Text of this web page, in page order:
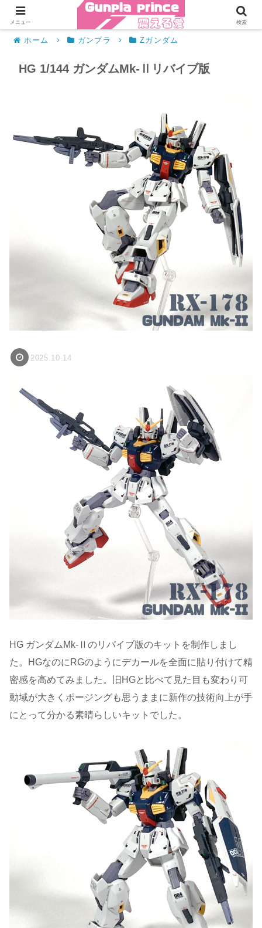
ホーム ガンプラ Zガンダム
HG 1/144 ガンダムMk-Ⅱリバイブ版
2025.10.14
HG ガンダムMk-Ⅱのリバイブ版のキットを制作しまし
た。HGなのにRGのようにデカールを全面に貼り付けて精
密感を高めてみました。旧HGと比べて見た目も変わり可
動域が大きくポージングも思うままに新作の技術向上が手
にとって分かる素晴らしいキットでした。
メニュー 検索